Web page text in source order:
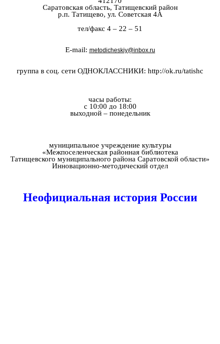
Саратовская область, Татищевский район
р.п. Татищево, ул. Советская 4А
тел/факс 4 – 22 – 51
E-mail: metodicheskiy@inbox.ru
группа в соц. сети ОДНОКЛАССНИКИ: http://ok.ru/tatishc
часы работы:
с 10:00 до 18:00
выходной – понедельник
муниципальное учреждение культуры
«Межпоселенческая районная библиотека
Татищевского муниципального района Саратовской области»
Инновационно-методический отдел
Неофициальная история России